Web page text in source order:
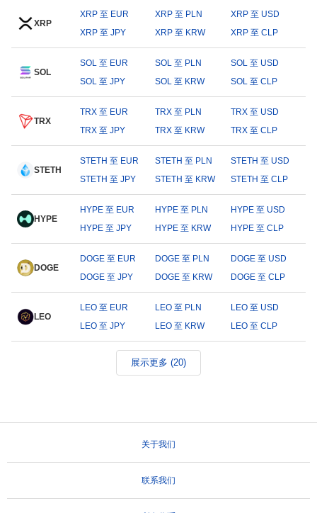
XRP
XRP 至 EUR XRP 至 PLN
XRP 至 USD
XRP 至 JPY
XRP 至 KRW XRP 至 CLP
SOL
SOL 至 EUR SOL 至 PLN
SOL 至 USD
SOL 至 JPY
SOL 至 KRW SOL 至 CLP
TRX
TRX 至 EUR TRX 至 PLN
TRX 至 USD
TRX 至 JPY
TRX 至 KRW TRX 至 CLP
STETH
STETH 至 EUR STETH 至 PLN
STETH 至 USD
STETH 至 JPY
STETH 至 KRW STETH 至 CLP
HYPE
HYPE 至 EUR HYPE 至 PLN
HYPE 至 USD
HYPE 至 JPY
HYPE 至 KRW HYPE 至 CLP
DOGE
DOGE 至 EUR DOGE 至 PLN
DOGE 至 USD
DOGE 至 JPY
DOGE 至 KRW DOGE 至 CLP
LEO
LEO 至 EUR LEO 至 PLN
LEO 至 USD
LEO 至 JPY
LEO 至 KRW LEO 至 CLP
展示更多 (20)
关于我们
联系我们